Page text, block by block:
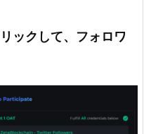
ックして、フォロワ